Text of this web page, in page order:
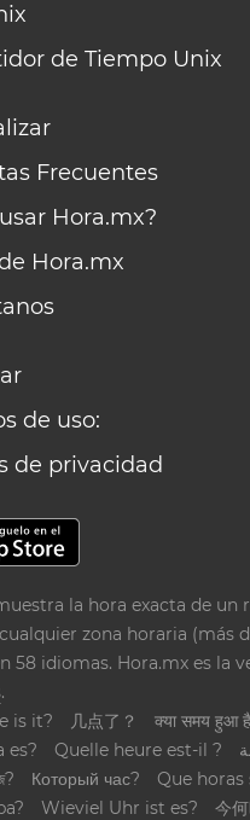
de Tiempo Unix
Frecuentes
Hora.mx?
Hora.mx
de uso:
de privacidad
la hora exacta de un
zona horaria (más
58 idiomas. Hora.mx es la
.
is it?
几点了？
क्या समय हुआ
es?
Quelle heure est-il ?
Который час?
Que horas
Wieviel Uhr ist es?
今